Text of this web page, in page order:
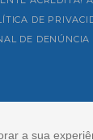
a sua
DE
DE DENÚNCIA